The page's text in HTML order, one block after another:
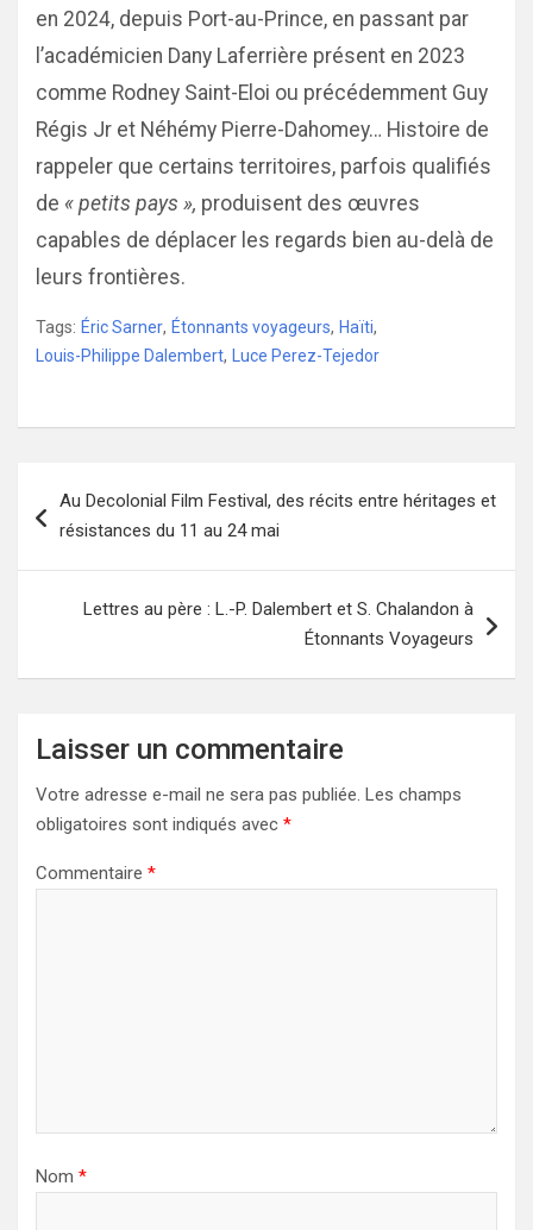
en 2024, depuis Port-au-Prince, en passant par
l’académicien Dany Laferrière présent en 2023
comme Rodney Saint-Eloi ou précédemment Guy
Régis Jr et Néhémy Pierre-Dahomey… Histoire de
rappeler que certains territoires, parfois qualifiés
de « petits pays », produisent des œuvres
capables de déplacer les regards bien au-delà de
leurs frontières.
Tags: Éric Sarner, Étonnants voyageurs, Haïti,
Louis-Philippe Dalembert, Luce Perez-Tejedor
de
Au Decolonial Film Festival, des récits entre héritages et
résistances du 11 au 24 mai
Lettres au père : L.-P. Dalembert et S. Chalandon à
Étonnants Voyageurs
Laisser un commentaire
Votre adresse e-mail ne sera pas publiée. Les champs
obligatoires sont indiqués avec *
Commentaire *
Nom *